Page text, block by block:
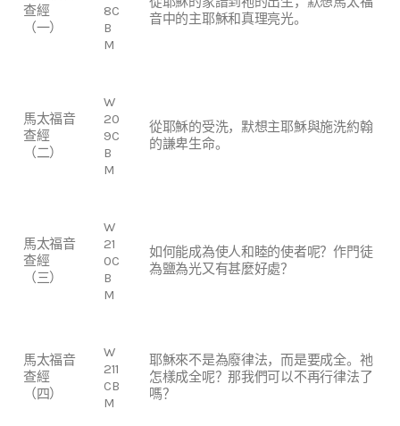
查經
（一）
8C
B
M
音中的主耶穌和真理亮光。
馬太福音
查經
（二）
W
20
9C
B
M
從耶穌的受洗，默想主耶穌與施洗約翰
的謙卑生命。
馬太福音
查經
（三）
W
21
0C
B
M
如何能成為使人和睦的使者呢？作門徒
為鹽為光又有甚麼好處？
馬太福音
查經
（四）
W
211
CB
M
耶穌來不是為廢律法，而是要成全。祂
怎樣成全呢？那我們可以不再行律法了
嗎？